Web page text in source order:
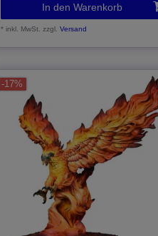
In den Warenkorb
*inkl. MwSt. zzgl.Versand
-17%